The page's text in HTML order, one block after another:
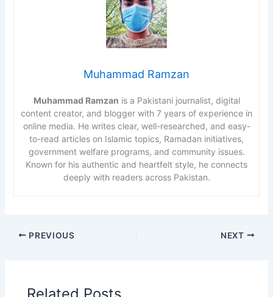
Muhammad Ramzan
Muhammad Ramzan is a Pakistani journalist, digital
content creator, and blogger with 7 years of experience in
online media. He writes clear, well-researched, and easy-
to-read articles on Islamic topics, Ramadan initiatives,
government welfare programs, and community issues.
Known for his authentic and heartfelt style, he connects
deeply with readers across Pakistan.
PREVIOUS NEXT